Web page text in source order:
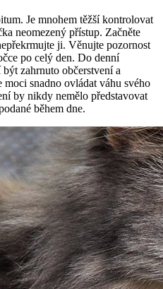
Je mnohem těžší kontrolovat
neomezený přístup. Začněte
ji. Věnujte pozornost
po celý den. Do denní
zahrnuto občerstvení a
snadno ovládat váhu svého
by nikdy nemělo představovat
během dne.